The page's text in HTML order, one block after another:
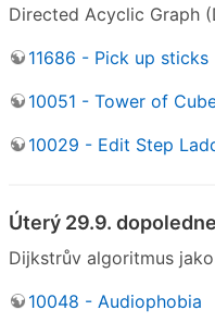
Directed Acyclic Graph
11686 - Pick up sticks
10051 - Tower of
10029 - Edit Step
Úterý 29.9.
Dijkstrův algoritmus
10048 - Audiophobia